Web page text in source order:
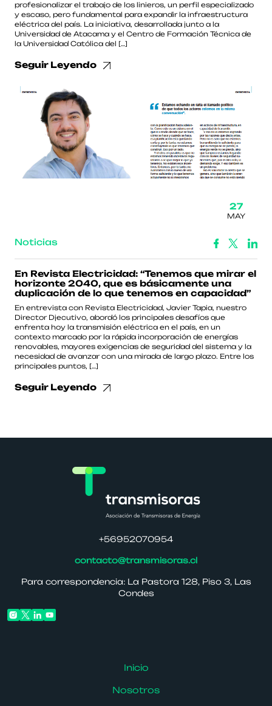
profesionalizar el trabajo de los linieros, un perfil especializado
y escaso, pero fundamental para expandir la infraestructura
eléctrica del país. La iniciativa, desarrollada junto a la
Universidad de Atacama y el Centro de Formación Técnica de
la Universidad Católica del […]
Seguir Leyendo
27
MAY
Noticias
En Revista Electricidad: “Tenemos que mirar el
horizonte 2040, que es básicamente una
duplicación de lo que tenemos en capacidad”
En entrevista con Revista Electricidad, Javier Tapia, nuestro
Director Djecutivo, abordó los principales desafíos que
enfrenta hoy la transmisión eléctrica en el país, en un
contexto marcado por la rápida incorporación de energías
renovables, mayores exigencias de seguridad del sistema y la
necesidad de avanzar con una mirada de largo plazo. Entre los
principales puntos, […]
Seguir Leyendo
+56952070954
contacto@transmisoras.cl
Para correspondencia: La Pastora 128, Piso 3, Las
Condes
Inicio
Nosotros